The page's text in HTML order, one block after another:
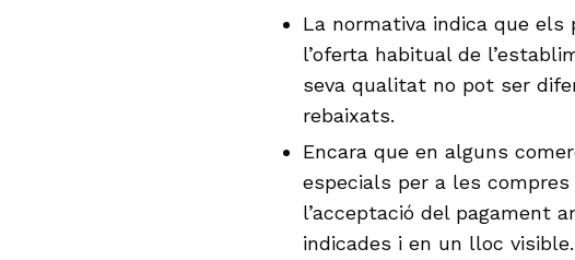
La normativa indica que els
l’oferta habitual de
seva qualitat no pot ser
rebaixats.
Encara que en alguns
especials per a les
l’acceptació del pagament
indicades i en un lloc visible.